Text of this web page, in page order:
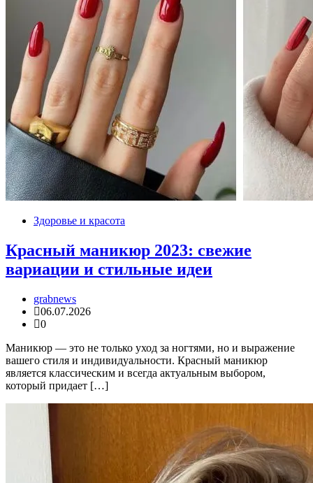
Здоровье и красота
Красный маникюр 2023: свежие
вариации и стильные идеи
grabnews
06.07.2026
0
Маникюр — это не только уход за ногтями, но и выражение
вашего стиля и индивидуальности. Красный маникюр
является классическим и всегда актуальным выбором,
который придает […]